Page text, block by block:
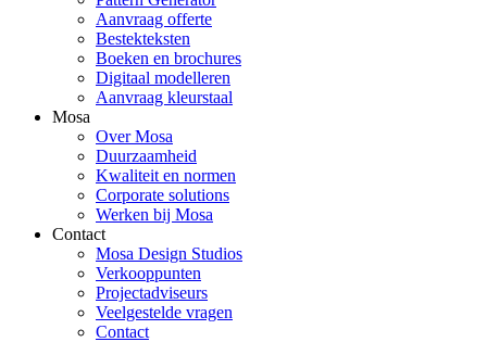
Aanvraag offerte
Bestekteksten
Boeken en brochures
Digitaal modelleren
Aanvraag kleurstaal
Mosa
Over Mosa
Duurzaamheid
Kwaliteit en normen
Corporate solutions
Werken bij Mosa
Contact
Mosa Design Studios
Verkooppunten
Projectadviseurs
Veelgestelde vragen
Contact